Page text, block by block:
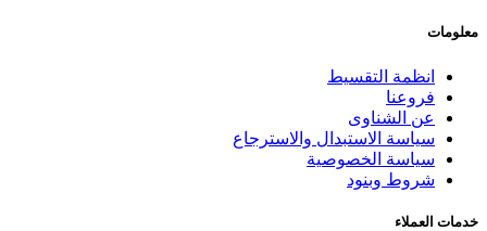
معلومات
انظمة التقسيط
فروعنا
عن الشناوى
سياسة الاستبدال والاسترجاع
سياسة الخصوصية
شروط وبنود
خدمات العملاء